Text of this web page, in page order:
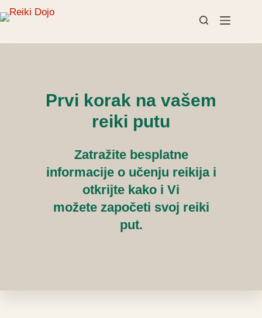
Preskoči
na
Prvi korak na vašem
reiki putu
Zatražite besplatne
informacije o učenju reikija i
otkrijte kako i Vi
možete započeti svoj reiki
put.